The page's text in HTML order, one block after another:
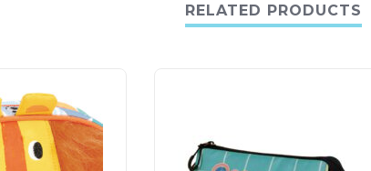
RELATED PRODUCTS